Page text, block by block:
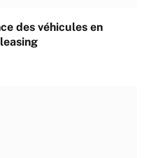
des véhicules en